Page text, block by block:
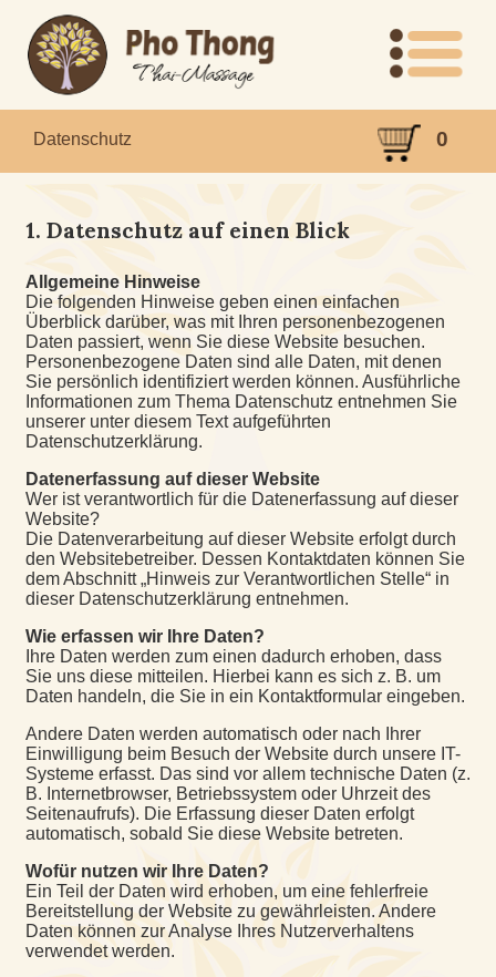
Datenschutz 0
1. Datenschutz auf einen Blick
Allgemeine Hinweise
Die folgenden Hinweise geben einen einfachen
Überblick darüber, was mit Ihren personenbezogenen
Daten passiert, wenn Sie diese Website besuchen.
Personenbezogene Daten sind alle Daten, mit denen
Sie persönlich identifiziert werden können. Ausführliche
Informationen zum Thema Datenschutz entnehmen Sie
unserer unter diesem Text aufgeführten
Datenschutzerklärung.
Datenerfassung auf dieser Website
Wer ist verantwortlich für die Datenerfassung auf dieser
Website?
Die Datenverarbeitung auf dieser Website erfolgt durch
den Websitebetreiber. Dessen Kontaktdaten können Sie
dem Abschnitt „Hinweis zur Verantwortlichen Stelle“ in
dieser Datenschutzerklärung entnehmen.
Wie erfassen wir Ihre Daten?
Ihre Daten werden zum einen dadurch erhoben, dass
Sie uns diese mitteilen. Hierbei kann es sich z. B. um
Daten handeln, die Sie in ein Kontaktformular eingeben.
Andere Daten werden automatisch oder nach Ihrer
Einwilligung beim Besuch der Website durch unsere IT-
Systeme erfasst. Das sind vor allem technische Daten (z.
B. Internetbrowser, Betriebssystem oder Uhrzeit des
Seitenaufrufs). Die Erfassung dieser Daten erfolgt
automatisch, sobald Sie diese Website betreten.
Wofür nutzen wir Ihre Daten?
Ein Teil der Daten wird erhoben, um eine fehlerfreie
Bereitstellung der Website zu gewährleisten. Andere
Daten können zur Analyse Ihres Nutzerverhaltens
verwendet werden.